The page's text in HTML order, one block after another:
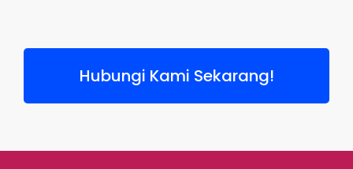
Hubungi Kami Sekarang!